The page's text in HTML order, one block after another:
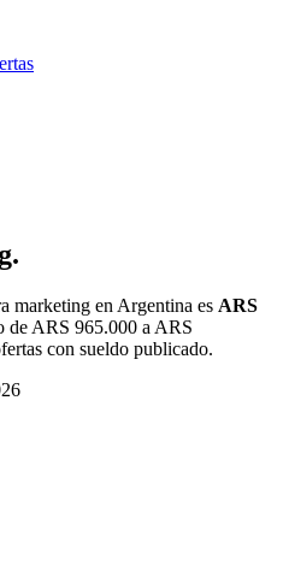
.
marketing en Argentina es ARS
de ARS 965.000 a ARS
con sueldo publicado.